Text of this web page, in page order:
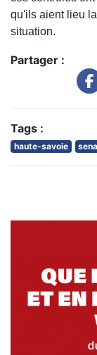
qu'ils aient lieu
situation.
Partager :
Tags :
haute-savoie